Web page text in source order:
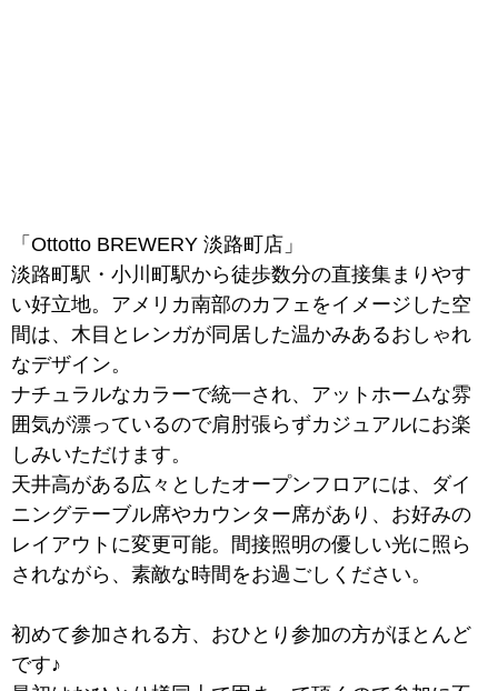
「Ottotto BREWERY 淡路町店」
淡路町駅・小川町駅から徒歩数分の直接集まりやす
い好立地。アメリカ南部のカフェをイメージした空
間は、木目とレンガが同居した温かみあるおしゃれ
なデザイン。
ナチュラルなカラーで統一され、アットホームな雰
囲気が漂っているので肩肘張らずカジュアルにお楽
しみいただけます。
天井高がある広々としたオープンフロアには、ダイ
ニングテーブル席やカウンター席があり、お好みの
レイアウトに変更可能。間接照明の優しい光に照ら
されながら、素敵な時間をお過ごしください。
初めて参加される方、おひとり参加の方がほとんど
です♪